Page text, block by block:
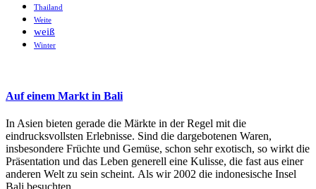
Thailand
Weite
weiß
Winter
Auf einem Markt in Bali
In Asien bieten gerade die Märkte in der Regel mit die
eindrucksvollsten Erlebnisse. Sind die dargebotenen Waren,
insbesondere Früchte und Gemüse, schon sehr exotisch, so wirkt die
Präsentation und das Leben generell eine Kulisse, die fast aus einer
anderen Welt zu sein scheint. Als wir 2002 die indonesische Insel
Bali besuchten, …